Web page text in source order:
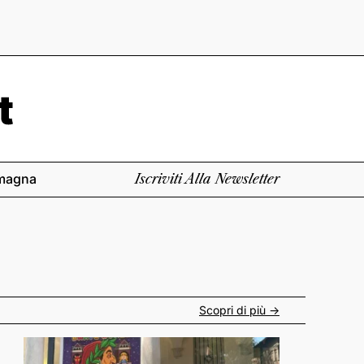
Iscriviti Alla Newsletter
Scopri di più ->